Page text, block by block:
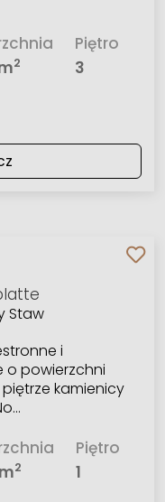
2
Piętro
3
Staw
i
o powierzchni
piętrze kamienicy
2
Piętro
1